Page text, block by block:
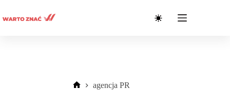
treści
agencja PR